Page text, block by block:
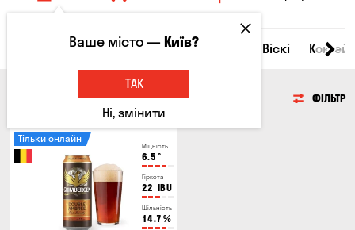
Всі товари Пиво Сидр Віскі
ФІЛЬТР
Міцність
6.5 °
Гіркота
22 IBU
Щільність
14.7 %
Тільки онлайн
Ваше місто —Київ?
ТАК
Ні, змінити